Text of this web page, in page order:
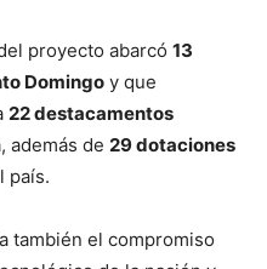
proyecto abarcó 13
Domingo y que
22 destacamentos
además de 29 dotaciones
país.
también el compromiso